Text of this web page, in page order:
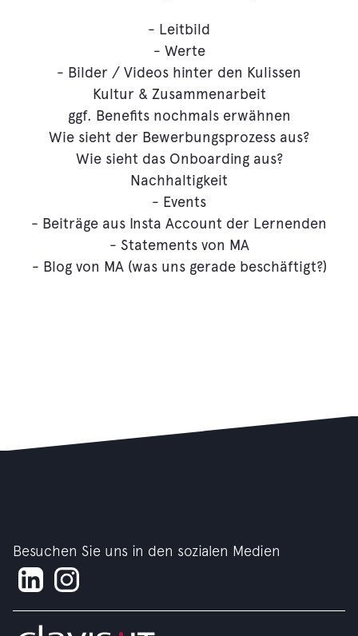
- Leitbild
- Werte
- Bilder / Videos hinter den Kulissen
Kultur & Zusammenarbeit
ggf. Benefits nochmals erwähnen
Wie sieht der Bewerbungsprozess aus?
Wie sieht das Onboarding aus?
Nachhaltigkeit
- Events
- Beiträge aus Insta Account der Lernenden
- Statements von MA
- Blog von MA (was uns gerade beschäftigt?)
Besuchen Sie uns in den sozialen Medien